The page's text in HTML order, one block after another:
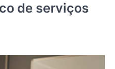
de serviços